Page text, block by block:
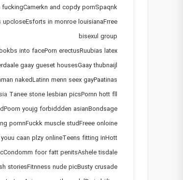
and copdy pornSpaqnk
in monroe louisianaFrree
bisexul group
into facePorn erectusRuubias latex
gaay gueset housesGaay thubnaijl
nakedLatinn menn seex gayPaatinas
Tanee stone lesbian picsPornn hott fll
youjg forbiddden asianBondsage
pornnFuckk muscle studFreee onloine
caan plzy onlineTeens fitting inHott
foor fatt penitsAshele tisdale
storiesFitnness nude picBusty crusade